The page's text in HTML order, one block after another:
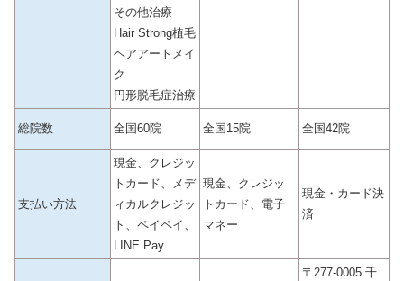
その他治療
Hair Strong植毛
ヘアアートメイ
ク
円形脱毛症治療
総院数 全国60院 全国15院 全国42院
支払い方法
現金、クレジッ
トカード、メデ
ィカルクレジッ
ト、ペイペイ、
LINE Pay
現金、クレジッ
トカード、電子
マネー
現金・カード決
済
〒277-0005 千